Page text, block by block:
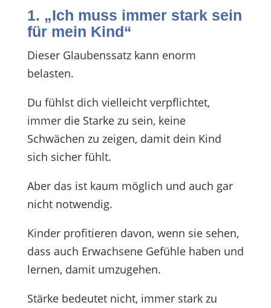
1. „Ich muss immer stark sein
für mein Kind“
Dieser Glaubenssatz kann enorm
belasten.
Du fühlst dich vielleicht verpflichtet,
immer die Starke zu sein, keine
Schwächen zu zeigen, damit dein Kind
sich sicher fühlt.
Aber das ist kaum möglich und auch gar
nicht notwendig.
Kinder profitieren davon, wenn sie sehen,
dass auch Erwachsene Gefühle haben und
lernen, damit umzugehen.
Stärke bedeutet nicht, immer stark zu